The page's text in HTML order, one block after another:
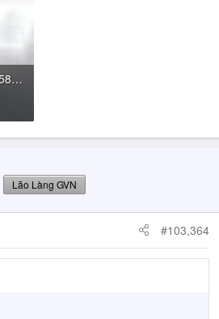
upload_2024-8-9_7-42-58.jpeg
Lão Làng GVN
#103,364